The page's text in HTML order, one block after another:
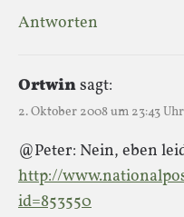
Antworten
Ortwinsagt:
2. Oktober 2008 um 23:43 Uhr
@Peter: Nein, eben
http://
id=853550